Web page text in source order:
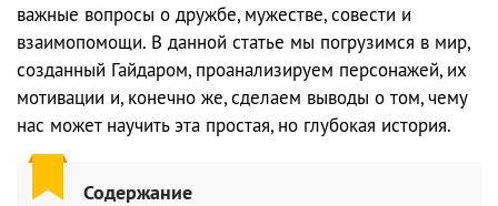
важные вопросы о дружбе, мужестве, совести и
взаимопомощи. В данной статье мы погрузимся в мир,
созданный Гайдаром, проанализируем персонажей, их
мотивации и, конечно же, сделаем выводы о том, чему
нас может научить эта простая, но глубокая история.
Содержание